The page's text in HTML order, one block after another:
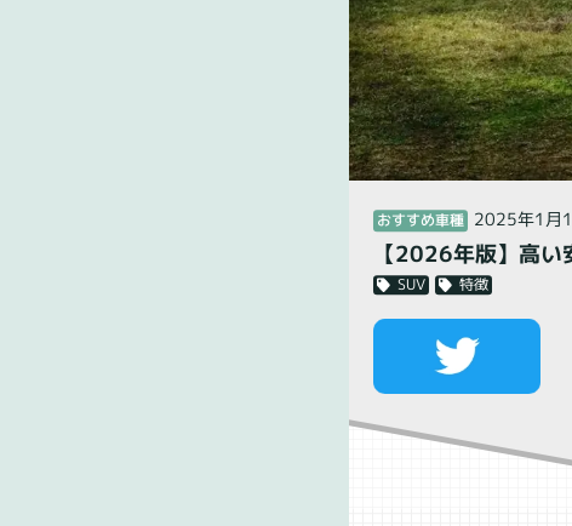
おすすめ車種 2025年1月
【2026年版】高い
SUV 特徴